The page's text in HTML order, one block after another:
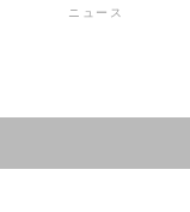
ニュース